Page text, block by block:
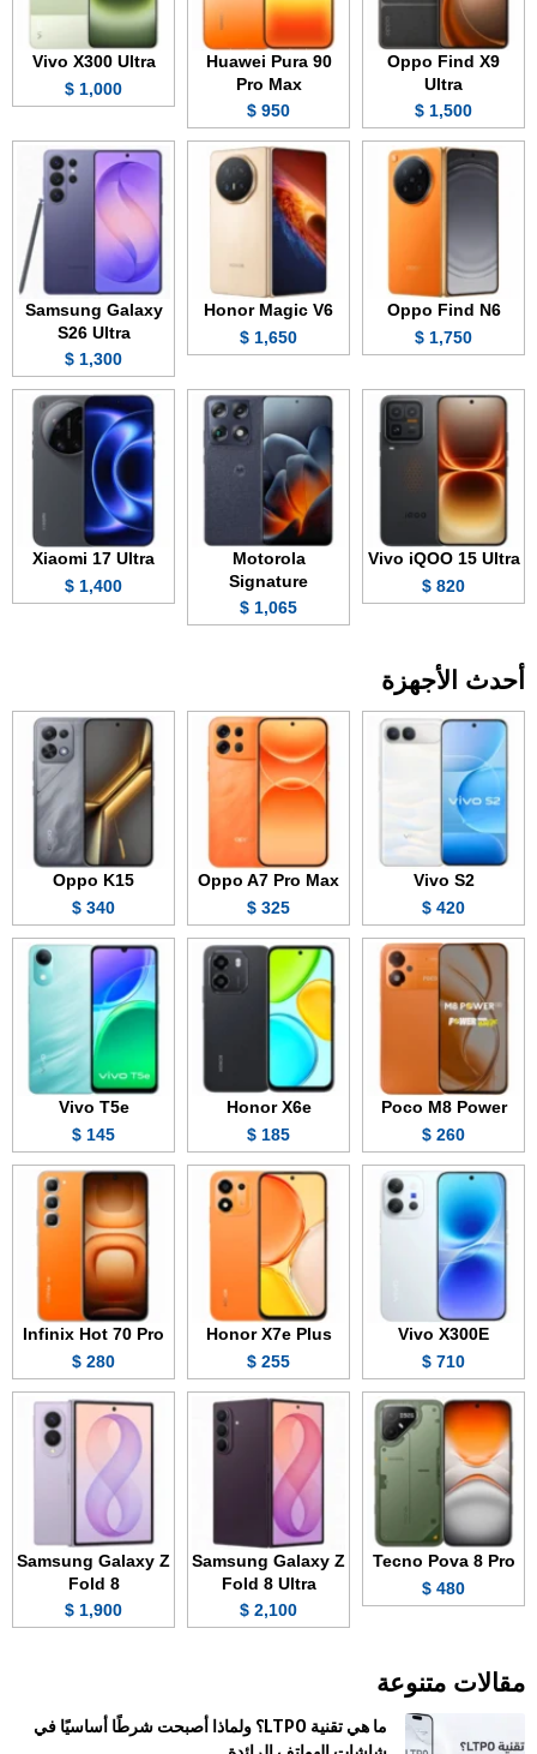
Oppo Find X9
Ultra
1,500 $
Huawei Pura 90
Pro Max
950 $
Vivo X300 Ultra
1,000 $
Oppo Find N6
1,750 $
Honor Magic V6
1,650 $
Samsung Galaxy
S26 Ultra
1,300 $
Vivo iQOO 15 Ultra
820 $
Motorola
Signature
1,065 $
Xiaomi 17 Ultra
1,400 $
أحدث الأجهزة
Vivo S2
420 $
Oppo A7 Pro Max
325 $
Oppo K15
340 $
Poco M8 Power
260 $
Honor X6e
185 $
Vivo T5e
145 $
Vivo X300E
710 $
Honor X7e Plus
255 $
Infinix Hot 70 Pro
280 $
Tecno Pova 8 Pro
480 $
Samsung Galaxy Z
Fold 8 Ultra
2,100 $
Samsung Galaxy Z
Fold 8
1,900 $
مقالات متنوعة
ما هي تقنية LTPO؟ ولماذا أصبحت شرطًا أساسيًا في